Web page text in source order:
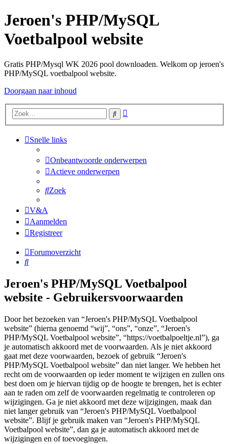
Jeroen's PHP/MySQL
Voetbalpool website
Gratis PHP/Mysql WK 2026 pool downloaden. Welkom op jeroen's
PHP/MySQL voetbalpool website.
Doorgaan naar inhoud
Zoek
Snelle links
Onbeantwoorde onderwerpen
Actieve onderwerpen
Zoek
V&A
Aanmelden
Registreer
Forumoverzicht
Zoek
Jeroen's PHP/MySQL Voetbalpool
website - Gebruikersvoorwaarden
Door het bezoeken van “Jeroen's PHP/MySQL Voetbalpool
website” (hierna genoemd “wij”, “ons”, “onze”, “Jeroen's
PHP/MySQL Voetbalpool website”, “https://voetbalpoeltje.nl”), ga
je automatisch akkoord met de voorwaarden. Als je niet akkoord
gaat met deze voorwaarden, bezoek of gebruik “Jeroen's
PHP/MySQL Voetbalpool website” dan niet langer. We hebben het
recht om de voorwaarden op ieder moment te wijzigen en zullen ons
best doen om je hiervan tijdig op de hoogte te brengen, het is echter
aan te raden om zelf de voorwaarden regelmatig te controleren op
wijzigingen. Ga je niet akkoord met deze wijzigingen, maak dan
niet langer gebruik van “Jeroen's PHP/MySQL Voetbalpool
website”. Blijf je gebruik maken van “Jeroen's PHP/MySQL
Voetbalpool website”, dan ga je automatisch akkoord met de
wijzigingen en of toevoegingen.